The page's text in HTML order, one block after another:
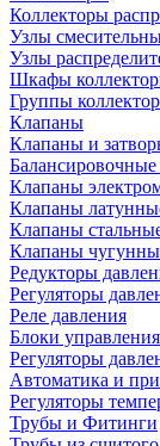
Коллекторы
Узлы
Узлы
Шкафы
Группы
Клапаны
Клапаны и
Клапаны
Клапаны
Клапаны
Клапаны
Редукторы
Регуляторы
Реле давления
Блоки
Регуляторы
Автоматика и
Регуляторы
Трубы и Фитинги